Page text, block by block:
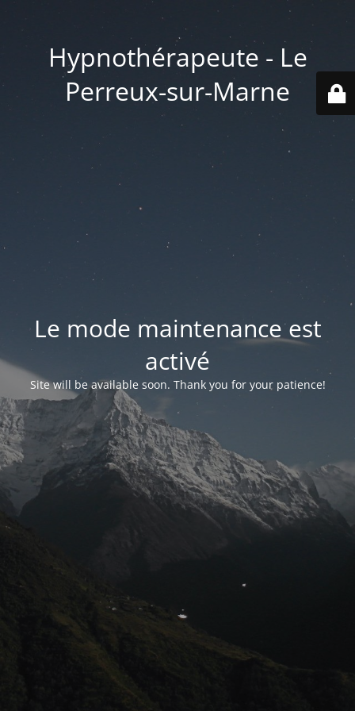
Hypnothérapeute - Le
Perreux-sur-Marne
Le mode maintenance est
activé
Site will be available soon. Thank you for your patience!